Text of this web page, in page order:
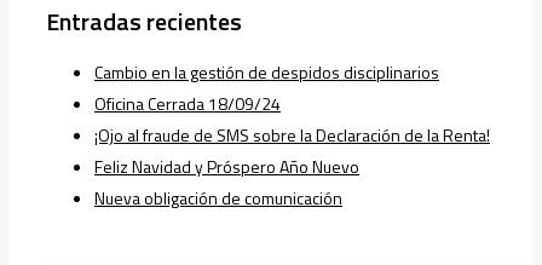
Entradas recientes
Cambio en la gestión de despidos disciplinarios
Oficina Cerrada 18/09/24
¡Ojo al fraude de SMS sobre la Declaración de la Renta!
Feliz Navidad y Próspero Año Nuevo
Nueva obligación de comunicación